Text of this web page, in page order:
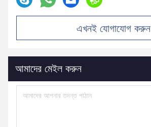
এখনই যোগাযোগ করুন
আমাদের মেইল ​​করুন